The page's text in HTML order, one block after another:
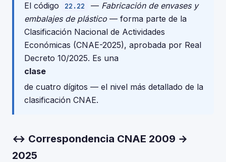
El código
22.22 — Fabricación de envases y
embalajes de plástico — forma parte de la
Clasificación Nacional de Actividades
Económicas (CNAE-2025), aprobada por Real
Decreto 10/2025. Es una
clase
de cuatro dígitos — el nivel más detallado de la
clasificación CNAE.
↔ Correspondencia CNAE 2009 →
2025